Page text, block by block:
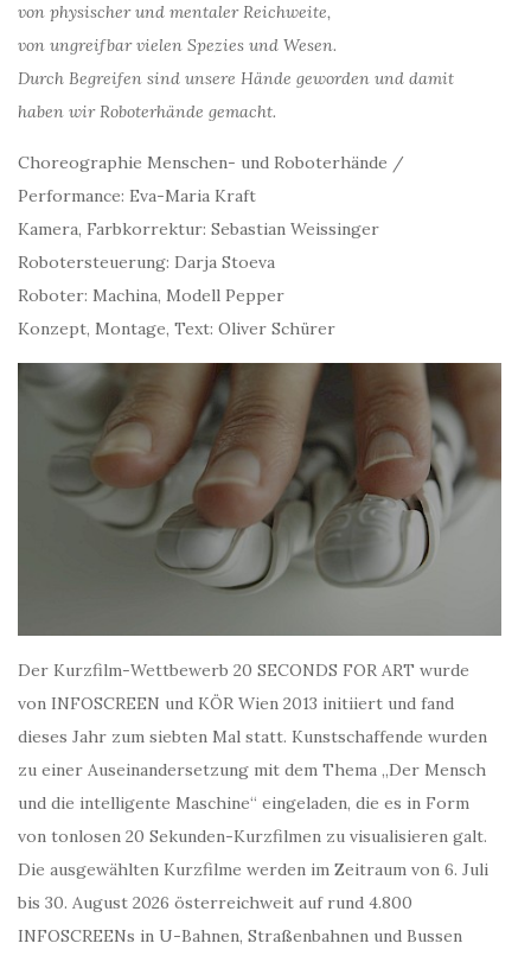
von physischer und mentaler Reichweite,
von ungreifbar vielen Spezies und Wesen.
Durch Begreifen sind unsere Hände geworden und damit
haben wir Roboterhände gemacht.
Choreographie Menschen- und Roboterhände /
Performance: Eva-Maria Kraft
Kamera, Farbkorrektur: Sebastian Weissinger
Robotersteuerung: Darja Stoeva
Roboter: Machina, Modell Pepper
Konzept, Montage, Text: Oliver Schürer
Der Kurzfilm-Wettbewerb 20 SECONDS FOR ART wurde
von INFOSCREEN und KÖR Wien 2013 initiiert und fand
dieses Jahr zum siebten Mal statt. Kunstschaffende wurden
zu einer Auseinandersetzung mit dem Thema „Der Mensch
und die intelligente Maschine“ eingeladen, die es in Form
von tonlosen 20 Sekunden-Kurzfilmen zu visualisieren galt.
Die ausgewählten Kurzfilme werden im Zeitraum von 6. Juli
bis 30. August 2026 österreichweit auf rund 4.800
INFOSCREENs in U-Bahnen, Straßenbahnen und Bussen